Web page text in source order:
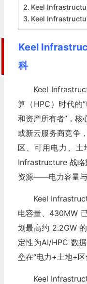
Keel
Keel
Keel
科
Keel
算（HPC）时代的
和资产所有者”，核
或新云服务商竞争
区、可用电力、土
Infrastructure 战略
资源——电力容量与
Keel
电容量、430MW
划最高约 2.2GW
定性为AI/HPC 数
垒在“电力+土地+区
Keel